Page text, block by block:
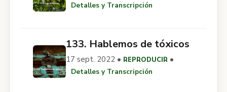
Detalles y Transcripción
133. Hablemos de tóxicos
17 sept. 2022 • REPRODUCIR •
Detalles y Transcripción